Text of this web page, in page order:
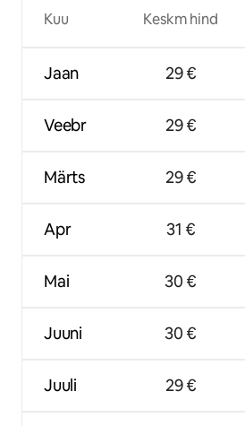
Kuu
Jaan
Veebr
Märts
Apr
Mai
Juuni
Juuli
Keskm hind
29 €
29 €
29 €
31 €
30 €
30 €
29 €